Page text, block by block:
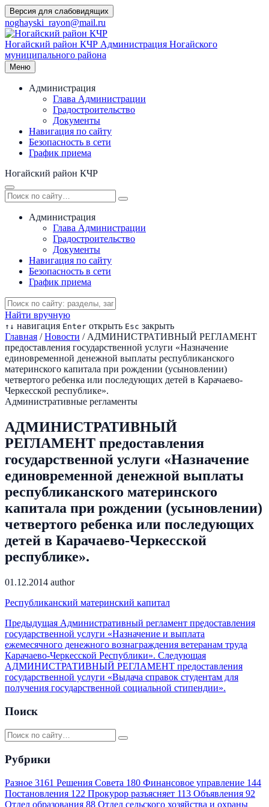
Перейти
к
содержимому
Версия для слабовидящих
noghayski_rayon@mail.ru
Ногайский район КЧР Администрация Ногайского
муниципального района
Меню
Администрация
Глава Администрации
Градостроительство
Документы
Навигация по сайту
Безопасность в сети
График приема
Ногайский район КЧР
Администрация
Глава Администрации
Градостроительство
Документы
Навигация по сайту
Безопасность в сети
График приема
Найти вручную
↑ ↓ навигация Enter открыть Esc закрыть
Главная / Новости / АДМИНИСТРАТИВНЫЙ РЕГЛАМЕНТ
предоставления государственной услуги «Назначение
единовременной денежной выплаты республиканского
материнского капитала при рождении (усыновлении)
четвертого ребенка или последующих детей в Карачаево-
Черкесской республике».
Административные регламенты
АДМИНИСТРАТИВНЫЙ
РЕГЛАМЕНТ предоставления
государственной услуги «Назначение
единовременной денежной выплаты
республиканского материнского
капитала при рождении (усыновлении)
четвертого ребенка или последующих
детей в Карачаево-Черкесской
республике».
01.12.2014 author
Республиканский материнский капитал
Предыдущая Административный регламент предоставления
государственной услуги «Назначение и выплата
ежемесячного денежного вознаграждения ветеранам труда
Карачаево-Черкесской Республики». Следующая
АДМИНИСТРАТИВНЫЙ РЕГЛАМЕНТ предоставления
государственной услуги «Выдача справок студентам для
получения государственной социальной стипендии».
Поиск
Рубрики
Разное 3161 Решения Совета 180 Финансовое управление 144
Постановления 122 Прокурор разъясняет 113 Объявления 92
Отдел образования 88 Отдел сельского хозяйства и охраны